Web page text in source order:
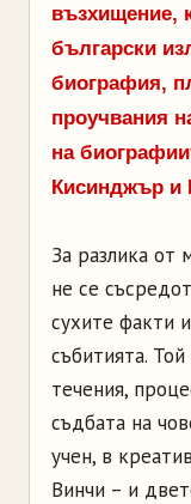
възхищение,
български
биография,
проучвания
на
Кисинджър и
За разлика от
не се
сухите факти
събитията.
течения,
съдбата на
учен, в
Винчи – и